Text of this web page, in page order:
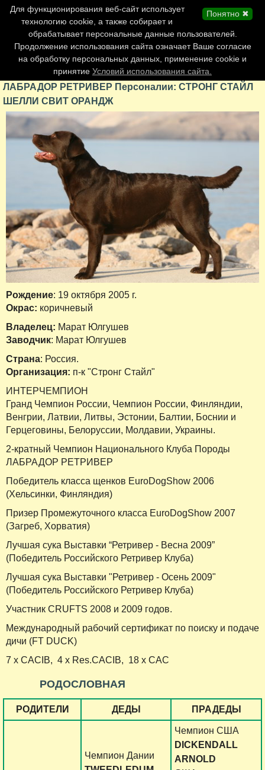
Главная страница
Обновления сайта
Контакты
Персоналии
Форум
ЛАБРАДОР РЕТРИВЕР Персоналии: СТРОНГ СТАЙЛ
ШЕЛЛИ СВИТ ОРАНДЖ
Рождение: 19 октября 2005 г.
Окрас: коричневый
Владелец: Марат Юлгушев
Заводчик: Марат Юлгушев
Страна: Россия.
Организация: п-к "Стронг Стайл"
ИНТЕРЧЕМПИОН
Гранд Чемпион России, Чемпион России, Финляндии,
Венгрии, Латвии, Литвы, Эстонии, Балтии, Боснии и
Герцеговины, Белоруссии, Молдавии, Украины.
2-кратный Чемпион Национального Клуба Породы
ЛАБРАДОР РЕТРИВЕР
Победитель класса щенков EuroDogShow 2006
(Хельсинки, Финляндия)
Призер Промежуточного класса EuroDogShow 2007
(Загреб, Хорватия)
Лучшая сука Выставки “Ретривер - Весна 2009”
(Победитель Российского Ретривер Клуба)
Лучшая сука Выставки "Ретривер - Осень 2009"
(Победитель Российского Ретривер Клуба)
Участник CRUFTS 2008 и 2009 годов.
Международный рабочий сертификат по поиску и подаче
дичи (FT DUCK)
7 x CACIB, 4 х Res.CACIB, 18 х CAC
РОДОСЛОВНАЯ
РОДИТЕЛИ ДЕДЫ ПРАДЕДЫ
Чемпион Дании
Чемпион США
DICKENDALL
ARNOLD
Понятно ✖
Для функционирования веб-сайт использует
технологию cookie, а также собирает и
обрабатывает персональные данные пользователей.
Продолжение использования сайта означает Ваше согласие
на обработку персональных данных, применение cookie и
принятие Условий использования сайта.